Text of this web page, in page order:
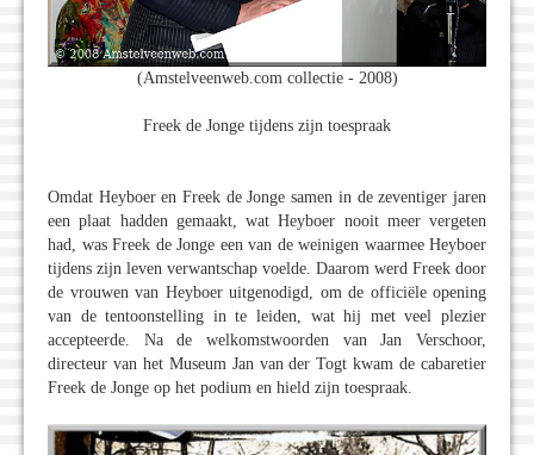
(Amstelveenweb.com collectie - 2008)
Freek de Jonge tijdens zijn toespraak
Omdat Heyboer en Freek de Jonge samen in de zeventiger jaren
een plaat hadden gemaakt, wat Heyboer nooit meer vergeten
had, was Freek de Jonge een van de weinigen waarmee Heyboer
tijdens zijn leven verwantschap voelde. Daarom werd Freek door
de vrouwen van Heyboer uitgenodigd, om de officiële opening
van de tentoonstelling in te leiden, wat hij met veel plezier
accepteerde. Na de welkomstwoorden van Jan Verschoor,
directeur van het Museum Jan van der Togt kwam de cabaretier
Freek de Jonge op het podium en hield zijn toespraak.